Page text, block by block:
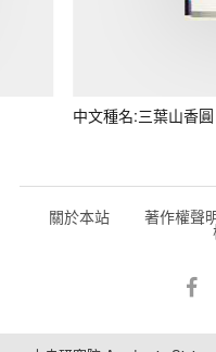
中文種名:三葉山香圓
關於本站 著作權聲